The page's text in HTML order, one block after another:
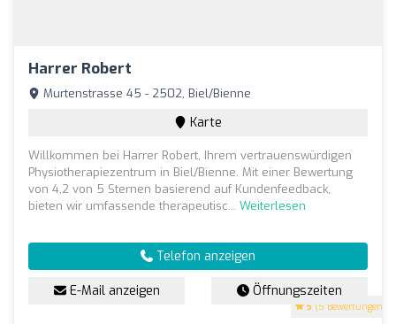
Harrer Robert
5 (5 Bewertungen)
Murtenstrasse 45 - 2502, Biel/Bienne
Karte
Willkommen bei Harrer Robert, Ihrem vertrauenswürdigen
Physiotherapiezentrum in Biel/Bienne. Mit einer Bewertung
von 4,2 von 5 Sternen basierend auf Kundenfeedback,
bieten wir umfassende therapeutisc... Weiterlesen
Telefon anzeigen
E-Mail anzeigen Öffnungszeiten